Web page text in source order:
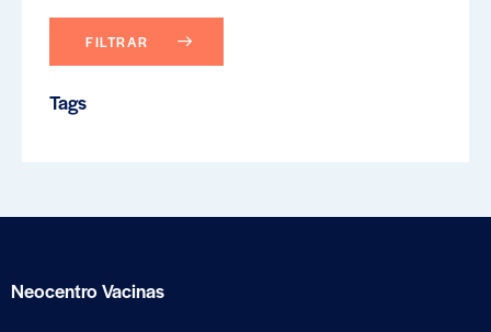
FILTRAR
Tags
Neocentro Vacinas